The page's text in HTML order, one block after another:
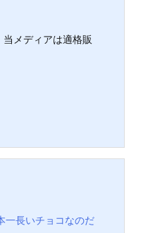
メディアは適格販
一長いチョコなのだ